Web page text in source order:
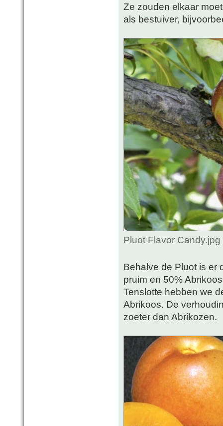
Ze zouden elkaar
als bestuiver,
Pluot Flavor
Behalve de Pluot is er
pruim en 50%
Tenslotte hebben we
Abrikoos. De
zoeter dan Abrikozen.